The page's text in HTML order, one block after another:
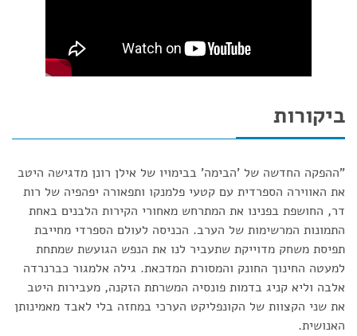
ביקורות
"ההפקה החדשה של 'הבימה' בבימויו של אילן רונן מדגישה היטב
את האווירה הספרדית עם קטעי פלמנקו ותפאורה יפהפיה של רות
דר, החושפת בפנינו את המתרחש מאחורי הקירות הלבנים באחת
התמונות המרשימות של הערב. הכניסה לעולם הספרדי מחייבת
תפיסת משחק מדוייקת שתעביר לנו את הנפש הגועשת שמתחת
למעטה החינוך החונק והמסורת המדכאת. גילה אלמגור כברנרדה
אלבה וליא קניג בדמות פונסיה המשרתת הזקנה, מעבירות היטב
את שני הקצוות של הקונפליקט הערכי במחזה בלי לאבד מאמינותן
האנושית.